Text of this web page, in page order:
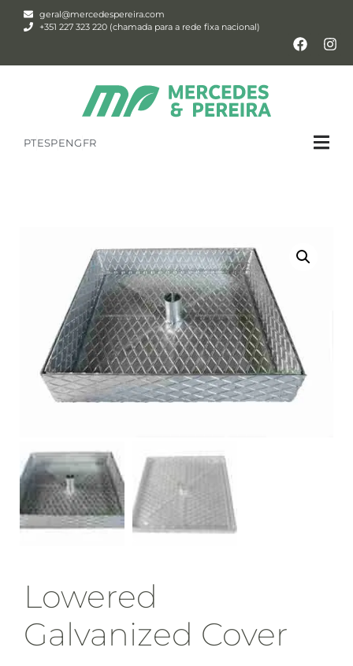
geral@mercedespereira.com
+351 227 323 220 (chamada para a rede fixa nacional)
PTESPENGFR
Lowered
Galvanized Cover